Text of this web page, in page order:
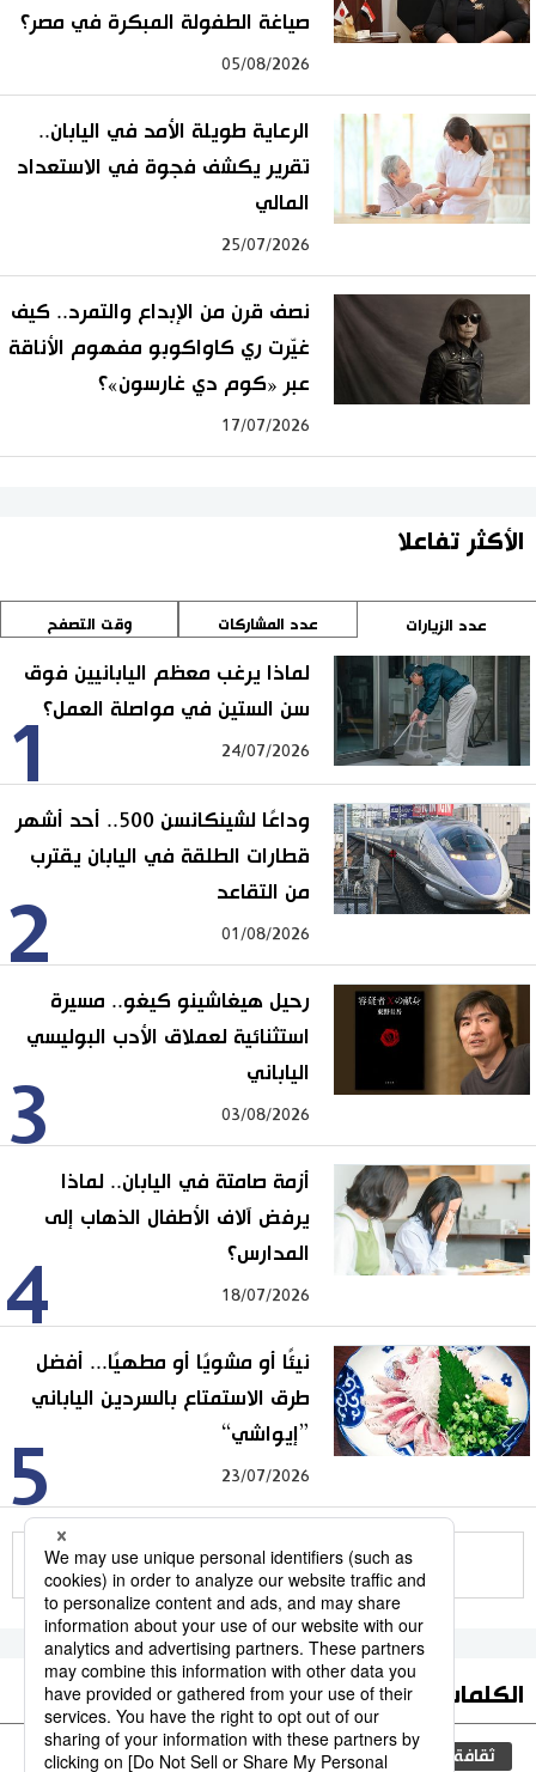
صياغة الطفولة المبكرة في مصر؟
05/08/2026
الرعاية طويلة الأمد في اليابان..
تقرير يكشف فجوة في الاستعداد
المالي
25/07/2026
نصف قرن من الإبداع والتمرد.. كيف
غيّرت ري كاواكوبو مفهوم الأناقة
عبر «كوم دي غارسون»؟
17/07/2026
الأكثر تفاعلا
عدد الزيارات عدد المشاركات وقت التصفح
1
لماذا يرغب معظم اليابانيين فوق
سن الستين في مواصلة العمل؟
24/07/2026
2
وداعًا لشينكانسن 500.. أحد أشهر
قطارات الطلقة في اليابان يقترب
من التقاعد
01/08/2026
3
رحيل هيغاشينو كيغو.. مسيرة
استثنائية لعملاق الأدب البوليسي
الياباني
03/08/2026
4
أزمة صامتة في اليابان.. لماذا
يرفض آلاف الأطفال الذهاب إلى
المدارس؟
18/07/2026
5
نيئًا أو مشويًا أو مطهيًا... أفضل
طرق الاستمتاع بالسردين الياباني
”إيواشي“
23/07/2026
للمزيد
الكلمات الأكثر بحثا
ثقافة جيجي برس اليابان مجتمع